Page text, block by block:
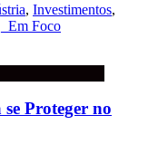
, Investimentos,
_Em Foco
Proteger no